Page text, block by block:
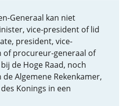
Generaal kan niet
vice-president of lid
president, vice-
of procureur-generaal of
de Hoge Raad, noch
Algemene Rekenkamer,
Konings in een